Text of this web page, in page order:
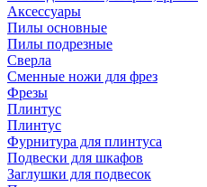
Аксессуары
Пилы основные
Пилы подрезные
Сверла
Сменные ножи для фрез
Фрезы
Плинтус
Плинтус
Фурнитура для плинтуса
Подвески для шкафов
Заглушки для подвесок